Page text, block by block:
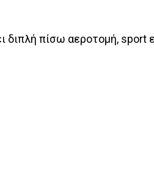
διπλή πίσω αεροτομή,